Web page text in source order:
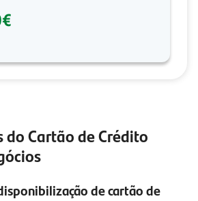
do Cartão de Crédito
de cartão de